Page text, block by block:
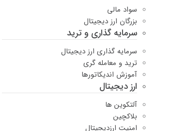
سواد مالی
بزرگان ارز دیجیتال
سرمایه گذاری و ترید
سرمایه گذاری ارز دیجیتال
ترید و معامله گری
آموزش اندیکاتورها
ارز دیجیتال
آلتکوین ها
بلاکچین
امنیت ارزدیجیتال